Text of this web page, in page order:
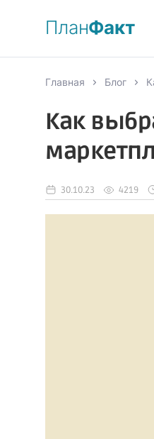
ПланФакт
Главная Блог
Как
30.10.23 4219